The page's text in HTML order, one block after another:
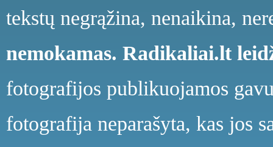
tekstų negrąžina, nenaikina,
nemokamas. Radikaliai.lt
fotografijos publikuojamos
fotografija neparašyta, kas jos